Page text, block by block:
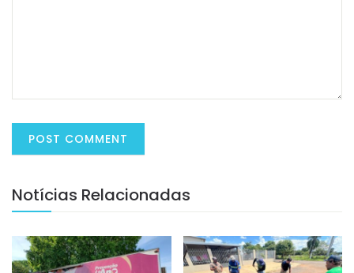
Notícias Relacionadas